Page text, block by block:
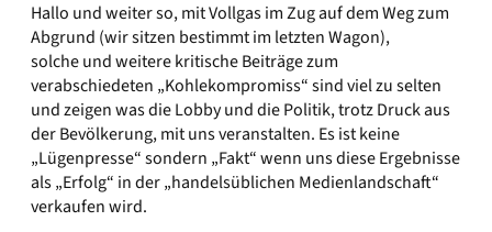
Hallo und weiter so, mit Vollgas im Zug auf dem Weg zum
Abgrund (wir sitzen bestimmt im letzten Wagon),
solche und weitere kritische Beiträge zum
verabschiedeten „Kohlekompromiss“ sind viel zu selten
und zeigen was die Lobby und die Politik, trotz Druck aus
der Bevölkerung, mit uns veranstalten. Es ist keine
„Lügenpresse“ sondern „Fakt“ wenn uns diese Ergebnisse
als „Erfolg“ in der „handelsüblichen Medienlandschaft“
verkaufen wird.